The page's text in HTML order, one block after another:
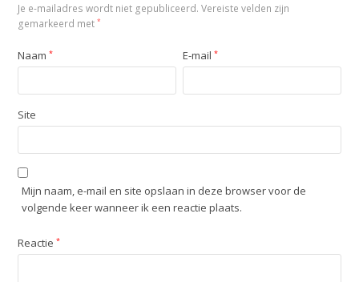
Je e-mailadres wordt niet gepubliceerd. Vereiste velden zijn
gemarkeerd met*
Naam* E-mail*
Site
Mijn naam, e-mail en site opslaan in deze browser voor de
volgende keer wanneer ik een reactie plaats.
Reactie*